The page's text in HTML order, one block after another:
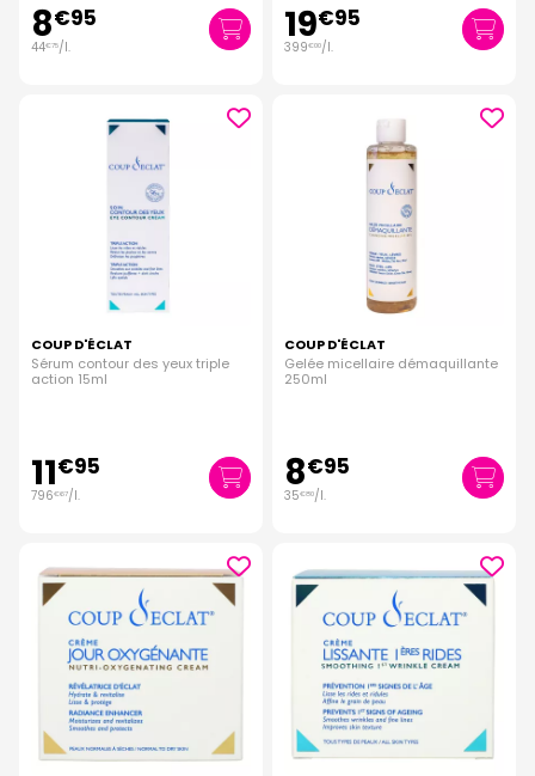
8€95
44€75/l. 19€95
399€00/l.
COUP D'ÉCLAT
Sérum contour des yeux triple
action 15ml
11€95
796€67/l.
COUP D'ÉCLAT
Gelée micellaire démaquillante
250ml
8€95
35€80/l.